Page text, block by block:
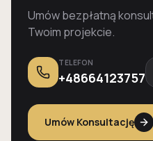
Umów bezpłatną
Twoim projekcie.
TELEFON
+48664123757
Umów Konsultację